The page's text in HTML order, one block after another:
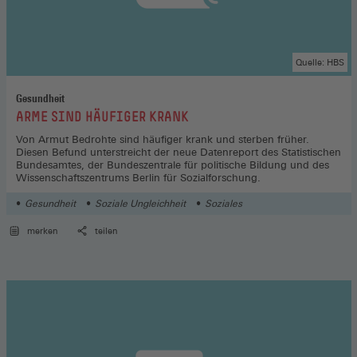
Gesundheit
:ARME SIND HÄUFIGER KRANK
Quelle: HBS
Von Armut Bedrohte sind häufiger krank und sterben früher.
Diesen Befund unterstreicht der neue Datenreport des Statistischen
Bundesamtes, der Bundeszentrale für politische Bildung und des
Wissenschaftszentrums Berlin für Sozialforschung.
Gesundheit Soziale Ungleichheit Soziales
merken teilen